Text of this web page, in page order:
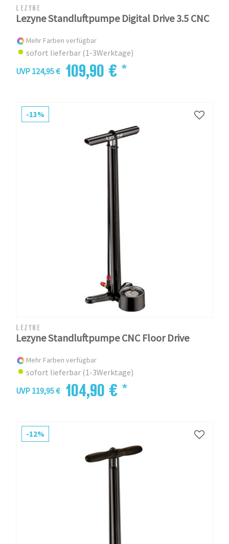
LEZYNE
Lezyne Standluftpumpe Digital Drive 3.5 CNC
Mehr Farben verfügbar
sofort lieferbar (1-3Werktage)
UVP 124,95 € 109,90 € *
-13%
LEZYNE
Lezyne Standluftpumpe CNC Floor Drive
Mehr Farben verfügbar
sofort lieferbar (1-3Werktage)
UVP 119,95 € 104,90 € *
-12%